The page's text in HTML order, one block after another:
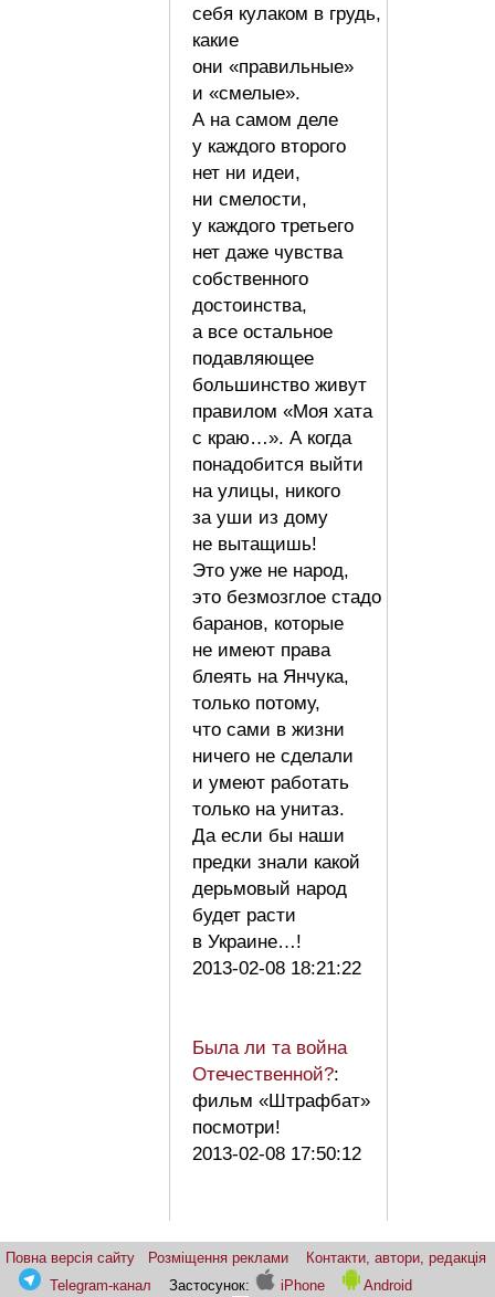
себя кулаком в грудь,
какие
они «правильные»
и «смелые».
А на самом деле
у каждого второго
нет ни идеи,
ни смелости,
у каждого третьего
нет даже чувства
собственного
достоинства,
а все остальное
подавляющее
большинство живут
правилом «Моя хата
с краю…». А когда
понадобится выйти
на улицы, никого
за уши из дому
не вытащишь!
Это уже не народ,
это безмозглое стадо
баранов, которые
не имеют права
блеять на Янчука,
только потому,
что сами в жизни
ничего не сделали
и умеют работать
только на унитаз.
Да если бы наши
предки знали какой
дерьмовый народ
будет расти
в Украине…!
2013-02-08 18:21:22
Была ли та война
Отечественной?:
фильм «Штрафбат»
посмотри!
2013-02-08 17:50:12
Повна версія сайту Розміщення реклами
Контакти, автори, редакція
Telegram-канал
Застосунок: iPhone
Android